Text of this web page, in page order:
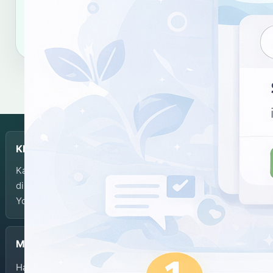
KBJI
Kamus Bahasa Jawa-Indonesia dikembangkan dan
dikelola oleh Balai Bahasa Provinsi Daerah Istimewa
Yogyakarta.
Menu
Halaman Depan